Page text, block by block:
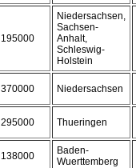
195000
Niedersachsen,
Sachsen-
Anhalt,
Schleswig-
Holstein
370000 Niedersachsen
295000 Thueringen
138000
Baden-
Wuerttemberg